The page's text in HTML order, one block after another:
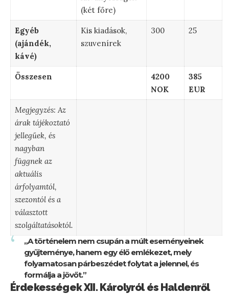
(két főre)
Egyéb
(ajándék,
kávé)
Kis kiadások,
szuvenírek
300 25
Összesen
4200
NOK
385
EUR
Megjegyzés: Az
árak tájékoztató
jellegűek, és
nagyban
függnek az
aktuális
árfolyamtól,
szezontól és a
választott
szolgáltatásoktól.
„A történelem nem csupán a múlt eseményeinek
gyűjteménye, hanem egy élő emlékezet, mely
folyamatosan párbeszédet folytat a jelennel, és
formálja a jövőt.”
Érdekességek XII. Károlyról és Haldenről